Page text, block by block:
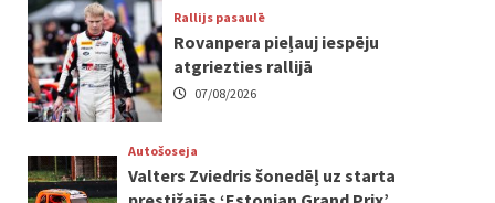
Rallijs pasaulē
Rovanpera pieļauj iespēju
atgriezties rallijā
07/08/2026
Autošoseja
Valters Zviedris šonedēļ uz starta